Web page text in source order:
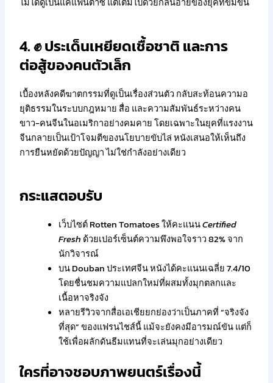
4. ✊ ประเด็นเหยียดเชื้อชาติ และการ
ต่อสู้ของคนตัวเล็ก
เบื้องหลังคดีฆาตกรรมที่ดูเป็นเรื่องส่วนตัว กลับสะท้อนความอ
ยุติธรรมในระบบกฎหมาย สื่อ และความสัมพันธ์ระหว่างคน
ขาว-คนจีนในอเมริกาอย่างคมคาย โดยเฉพาะในยุคที่แรงงาน
จีนกลายเป็นเป้าโจมตีของนโยบายขับไล่ หนังเสนอให้เห็นถึง
การยืนหยัดด้วยปัญญา ไม่ใช่กำลังอย่างเดียว
กระแสตอบรับ
เว็บไซต์ Rotten Tomatoes ให้คะแนนCertified
Fresh ด้วยเปอร์เซ็นต์ความพึงพอใจราว 82% จาก
นักวิจารณ์
บน Douban ประเทศจีน หนังได้คะแนนเฉลี่ย 7.4/10
โดยชื่นชมความแปลกใหม่ที่ผสมทั้งมุกตลกและ
เนื้อหาจริงจัง
หลายรีวิวจากสื่อเอเชียยกย่องว่าเป็นภาคที่ “จริงจัง
ที่สุด” ของแฟรนไชส์นี้ แม้จะยังคงมีอารมณ์ขัน แต่ก็
ใช้เพื่อผลักดันธีมแทนที่จะเล่นมุกอย่างเดียว
ใครที่อาจชอบภาพยนตร์เรื่องนี้